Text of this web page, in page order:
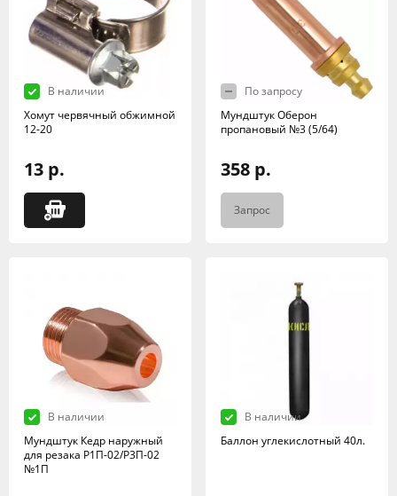
В наличии
Хомут червячный обжимной
12-20
13 р.
По запросу
Мундштук Оберон
пропановый №3 (5/64)
358 р.
Запрос
В наличии
Мундштук Кедр наружный
для резака Р1П-02/Р3П-02
№1П
В наличии
Баллон углекислотный 40л.